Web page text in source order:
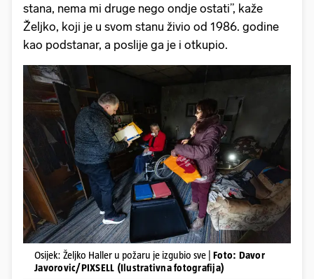
stana, nema mi druge nego ondje ostati”, kaže
Željko, koji je u svom stanu živio od 1986. godine
kao podstanar, a poslije ga je i otkupio.
Osijek: Željko Haller u požaru je izgubio sve | Foto: Davor
Javorovic/PIXSELL (Ilustrativna fotografija)